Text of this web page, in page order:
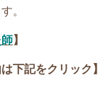
。
】
下記をクリック】